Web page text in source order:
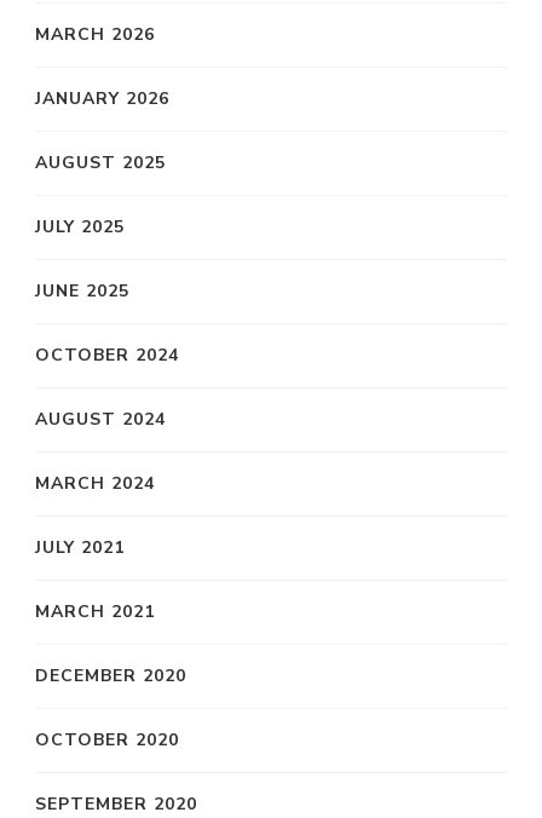
MARCH 2026
JANUARY 2026
AUGUST 2025
JULY 2025
JUNE 2025
OCTOBER 2024
AUGUST 2024
MARCH 2024
JULY 2021
MARCH 2021
DECEMBER 2020
OCTOBER 2020
SEPTEMBER 2020